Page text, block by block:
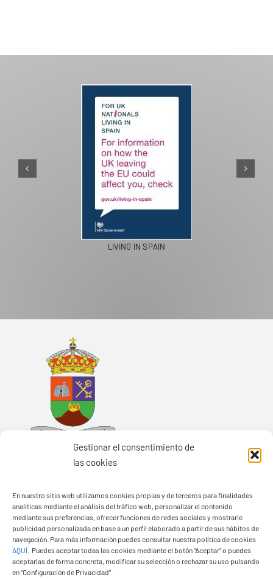
Gestionar el consentimiento de
las cookies
En nuestro sitio web utilizamos cookies propias y de terceros para finalidades
analíticas mediante el análisis del tráfico web, personalizar el contenido
mediante sus preferencias, ofrecer funciones de redes sociales y mostrarle
publicidad personalizada en base a un perfil elaborado a partir de sus hábitos de
navegación. Para más información puedes consultar nuestra política de cookies
AQUÍ
Puedes aceptar todas las cookies mediante el botón “Aceptar” o puedes
aceptarlas de forma concreta, modificar su selección o rechazar su uso pulsando
en “Configuración de Privacidad”.
LIVING IN SPAIN
Ayuntamiento de Yaiza
Pza. de Los Remedios, 1
35570 – Yaiza
Tel:928 83 62 20